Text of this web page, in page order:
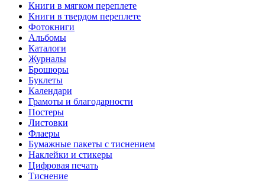
Книги в мягком переплете
Книги в твердом переплете
Фотокниги
Альбомы
Каталоги
Журналы
Брошюры
Буклеты
Календари
Грамоты и благодарности
Постеры
Листовки
Флаеры
Бумажные пакеты с тиснением
Наклейки и стикеры
Цифровая печать
Тиснение